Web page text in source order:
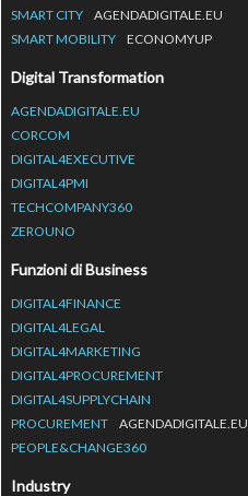
SMART CITY
AGENDADIGITALE.EU
SMART MOBILITY
ECONOMYUP
Digital Transformation
AGENDADIGITALE.EU
CORCOM
DIGITAL4EXECUTIVE
DIGITAL4PMI
TECHCOMPANY360
ZEROUNO
Funzioni di Business
DIGITAL4FINANCE
DIGITAL4LEGAL
DIGITAL4MARKETING
DIGITAL4PROCUREMENT
DIGITAL4SUPPLYCHAIN
PROCUREMENT
AGENDADIGITALE.EU
PEOPLE&CHANGE360
Industry